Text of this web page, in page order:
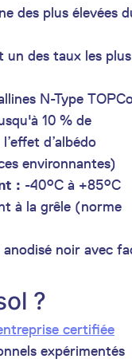
des plus élevées
un des taux les plus
N-Type
10 % de
d’albédo
environnantes)
: -40°C à +85°C
à la grêle (norme
noir avec
?
certifiée
expérimentés